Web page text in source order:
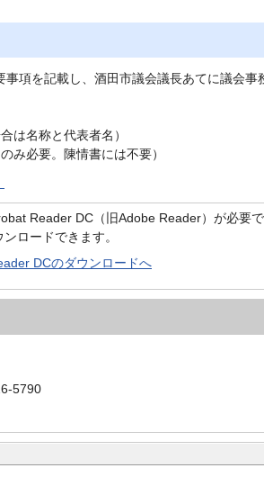
項を記載し、酒田市議会議長あてに議会事
は名称と代表者名）
み必要。陳情書には不要）
Reader DC（旧Adobe Reader）が必要で
ロードできます。
DCのダウンロードへ
5790